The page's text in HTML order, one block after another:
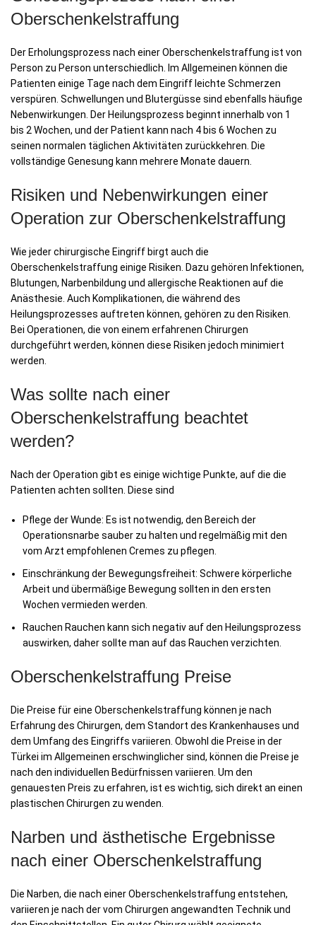
Oberschenkelstraffung
Der Erholungsprozess nach einer Oberschenkelstraffung ist von
Person zu Person unterschiedlich. Im Allgemeinen können die
Patienten einige Tage nach dem Eingriff leichte Schmerzen
verspüren. Schwellungen und Blutergüsse sind ebenfalls häufige
Nebenwirkungen. Der Heilungsprozess beginnt innerhalb von 1
bis 2 Wochen, und der Patient kann nach 4 bis 6 Wochen zu
seinen normalen täglichen Aktivitäten zurückkehren. Die
vollständige Genesung kann mehrere Monate dauern.
Risiken und Nebenwirkungen einer
Operation zur Oberschenkelstraffung
Wie jeder chirurgische Eingriff birgt auch die
Oberschenkelstraffung einige Risiken. Dazu gehören Infektionen,
Blutungen, Narbenbildung und allergische Reaktionen auf die
Anästhesie. Auch Komplikationen, die während des
Heilungsprozesses auftreten können, gehören zu den Risiken.
Bei Operationen, die von einem erfahrenen Chirurgen
durchgeführt werden, können diese Risiken jedoch minimiert
werden.
Was sollte nach einer
Oberschenkelstraffung beachtet
werden?
Nach der Operation gibt es einige wichtige Punkte, auf die die
Patienten achten sollten. Diese sind
Pflege der Wunde: Es ist notwendig, den Bereich der
Operationsnarbe sauber zu halten und regelmäßig mit den
vom Arzt empfohlenen Cremes zu pflegen.
Einschränkung der Bewegungsfreiheit: Schwere körperliche
Arbeit und übermäßige Bewegung sollten in den ersten
Wochen vermieden werden.
Rauchen Rauchen kann sich negativ auf den Heilungsprozess
auswirken, daher sollte man auf das Rauchen verzichten.
Oberschenkelstraffung Preise
Die Preise für eine Oberschenkelstraffung können je nach
Erfahrung des Chirurgen, dem Standort des Krankenhauses und
dem Umfang des Eingriffs variieren. Obwohl die Preise in der
Türkei im Allgemeinen erschwinglicher sind, können die Preise je
nach den individuellen Bedürfnissen variieren. Um den
genauesten Preis zu erfahren, ist es wichtig, sich direkt an einen
plastischen Chirurgen zu wenden.
Narben und ästhetische Ergebnisse
nach einer Oberschenkelstraffung
Die Narben, die nach einer Oberschenkelstraffung entstehen,
variieren je nach der vom Chirurgen angewandten Technik und